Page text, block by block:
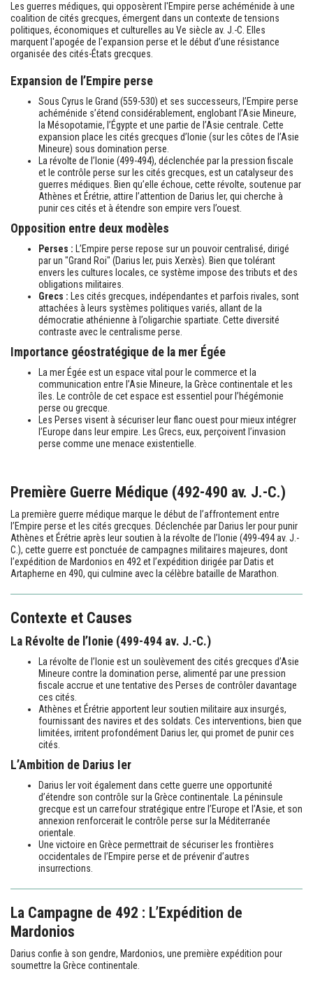
Les guerres médiques, qui opposèrent l'Empire perse achéménide à une
coalition de cités grecques, émergent dans un contexte de tensions
politiques, économiques et culturelles au Ve siècle av. J.-C. Elles
marquent l'apogée de l'expansion perse et le début d’une résistance
organisée des cités-États grecques.
Expansion de l’Empire perse
Sous Cyrus le Grand (559-530) et ses successeurs, l’Empire perse
achéménide s’étend considérablement, englobant l’Asie Mineure,
la Mésopotamie, l’Égypte et une partie de l’Asie centrale. Cette
expansion place les cités grecques d’Ionie (sur les côtes de l’Asie
Mineure) sous domination perse.
La révolte de l’Ionie (499-494), déclenchée par la pression fiscale
et le contrôle perse sur les cités grecques, est un catalyseur des
guerres médiques. Bien qu’elle échoue, cette révolte, soutenue par
Athènes et Érétrie, attire l’attention de Darius Ier, qui cherche à
punir ces cités et à étendre son empire vers l’ouest.
Opposition entre deux modèles
Perses : L’Empire perse repose sur un pouvoir centralisé, dirigé
par un "Grand Roi" (Darius Ier, puis Xerxès). Bien que tolérant
envers les cultures locales, ce système impose des tributs et des
obligations militaires.
Grecs : Les cités grecques, indépendantes et parfois rivales, sont
attachées à leurs systèmes politiques variés, allant de la
démocratie athénienne à l’oligarchie spartiate. Cette diversité
contraste avec le centralisme perse.
Importance géostratégique de la mer Égée
La mer Égée est un espace vital pour le commerce et la
communication entre l’Asie Mineure, la Grèce continentale et les
îles. Le contrôle de cet espace est essentiel pour l’hégémonie
perse ou grecque.
Les Perses visent à sécuriser leur flanc ouest pour mieux intégrer
l’Europe dans leur empire. Les Grecs, eux, perçoivent l’invasion
perse comme une menace existentielle.
Première Guerre Médique (492-490 av. J.-C.)
La première guerre médique marque le début de l’affrontement entre
l’Empire perse et les cités grecques. Déclenchée par Darius Ier pour punir
Athènes et Érétrie après leur soutien à la révolte de l’Ionie (499-494 av. J.-
C.), cette guerre est ponctuée de campagnes militaires majeures, dont
l’expédition de Mardonios en 492 et l’expédition dirigée par Datis et
Artapherne en 490, qui culmine avec la célèbre bataille de Marathon.
Contexte et Causes
La Révolte de l’Ionie (499-494 av. J.-C.)
La révolte de l’Ionie est un soulèvement des cités grecques d’Asie
Mineure contre la domination perse, alimenté par une pression
fiscale accrue et une tentative des Perses de contrôler davantage
ces cités.
Athènes et Érétrie apportent leur soutien militaire aux insurgés,
fournissant des navires et des soldats. Ces interventions, bien que
limitées, irritent profondément Darius Ier, qui promet de punir ces
cités.
L’Ambition de Darius Ier
Darius Ier voit également dans cette guerre une opportunité
d’étendre son contrôle sur la Grèce continentale. La péninsule
grecque est un carrefour stratégique entre l’Europe et l’Asie, et son
annexion renforcerait le contrôle perse sur la Méditerranée
orientale.
Une victoire en Grèce permettrait de sécuriser les frontières
occidentales de l’Empire perse et de prévenir d’autres
insurrections.
La Campagne de 492 : L’Expédition de
Mardonios
Darius confie à son gendre, Mardonios, une première expédition pour
soumettre la Grèce continentale.